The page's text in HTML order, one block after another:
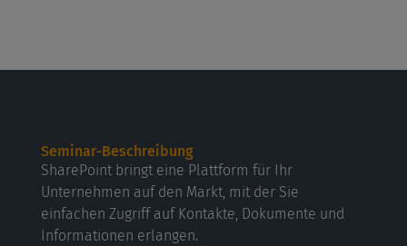
Seminar-Beschreibung
SharePoint bringt eine Plattform für Ihr
Unternehmen auf den Markt, mit der Sie
einfachen Zugriff auf Kontakte, Dokumente und
Informationen erlangen.